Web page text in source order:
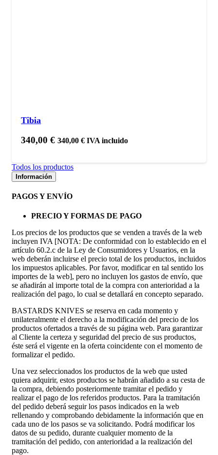
Tibia
340,00€ 340,00€ IVA incluido
Todos los productos
Información
PAGOS Y ENVÍO
PRECIO Y FORMAS DE PAGO
Los precios de los productos que se venden a través de la web
incluyen IVA [NOTA: De conformidad con lo establecido en el
artículo 60.2.c de la Ley de Consumidores y Usuarios, en la
web deberán incluirse el precio total de los productos, incluidos
los impuestos aplicables. Por favor, modificar en tal sentido los
importes de la web], pero no incluyen los gastos de envío, que
se añadirán al importe total de la compra con anterioridad a la
realización del pago, lo cual se detallará en concepto separado.
BASTARDS KNIVES se reserva en cada momento y
unilateralmente el derecho a la modificación del precio de los
productos ofertados a través de su página web. Para garantizar
al Cliente la certeza y seguridad del precio de sus productos,
éste será el vigente en la oferta coincidente con el momento de
formalizar el pedido.
Una vez seleccionados los productos de la web que usted
quiera adquirir, estos productos se habrán añadido a su cesta de
la compra, debiendo posteriormente tramitar el pedido y
realizar el pago de los referidos productos. Para la tramitación
del pedido deberá seguir los pasos indicados en la web
rellenando y comprobando debidamente la información que en
cada uno de los pasos se va solicitando. Podrá modificar los
datos de su pedido, durante cualquier momento de la
tramitación del pedido, con anterioridad a la realización del
pago.